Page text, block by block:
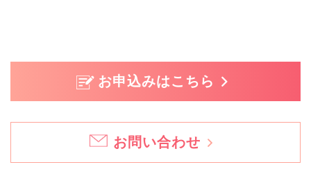
お申込みはこちら
お問い合わせ